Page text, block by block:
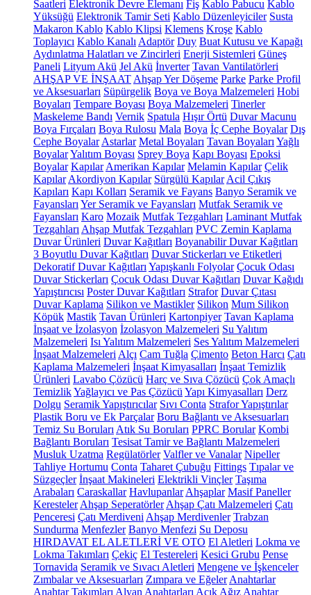
Saatleri Elektronik Devre Elemanı Fiş Kablo Pabucu Kablo
Yüksüğü Elektronik Tamir Seti Kablo Düzenleyiciler Susta
Makaron Kablo Kablo Klipsi Klemens Kroşe Kablo
Toplayıcı Kablo Kanalı Adaptör Duy Buat Kutusu ve Kapağı
Aydınlatma Halatları ve Zincirleri Enerji Sistemleri Güneş
Paneli Lityum Akü Jel Akü İnverter Tavan Vantilatörleri
AHŞAP VE İNŞAAT Ahşap Yer Döşeme Parke Parke Profil
ve Aksesuarları Süpürgelik Boya ve Boya Malzemeleri Hobi
Boyaları Tempare Boyası Boya Malzemeleri Tinerler
Maskeleme Bandı Vernik Spatula Hışır Örtü Duvar Macunu
Boya Fırçaları Boya Rulosu Mala Boya İç Cephe Boyalar Dış
Cephe Boyalar Astarlar Metal Boyaları Tavan Boyaları Yağlı
BoyalarYalıtım Boyası Sprey Boya Kapı Boyası Epoksi
Boyalar Kapılar Amerikan Kapılar Melamin Kapılar Çelik
Kapılar Akordiyon Kapılar Sürgülü Kapılar Acil Çıkış
Kapıları Kapı Kolları Seramik ve Fayans Banyo Seramik ve
Fayansları Yer Seramik ve Fayansları Mutfak Seramik ve
Fayansları Karo Mozaik Mutfak Tezgahları Laminant Mutfak
Tezgahları Ahşap Mutfak Tezgahları PVC Zemin Kaplama
Duvar Ürünleri Duvar Kağıtları Boyanabilir Duvar Kağıtları
3 Boyutlu Duvar Kağıtları Duvar Stickerları ve Etiketleri
Dekoratif Duvar Kağıtları Yapışkanlı Folyolar Çocuk Odası
Duvar Stickerları Çocuk Odası Duvar Kağıtları Duvar Kağıdı
Yapıştırıcısı Poster Duvar Kağıtları Strafor Duvar Çıtası
Duvar Kaplama Silikon ve Mastikler Silikon Mum Silikon
Köpük Mastik Tavan Ürünleri Kartonpiyer Tavan Kaplama
İnşaat ve İzolasyon İzolasyon Malzemeleri Su Yalıtım
Malzemeleri Isı Yalıtım Malzemeleri Ses Yalıtım Malzemeleri
İnşaat Malzemeleri Alçı Cam Tuğla Çimento Beton Harcı Çatı
Kaplama Malzemeleri İnşaat Kimyasalları İnşaat Temizlik
Ürünleri Lavabo Çözücü Harç ve Sıva Çözücü Çok Amaçlı
TemizlikYağlayıcı ve Pas Çözücü Yapı Kimyasalları Derz
Dolgu Seramik Yapıştırıcılar Sıvı Conta Strafor Yapıştırılar
Plastik Boru ve Ek Parçalar Boru Bağlantı ve Aksesuarları
Temiz Su Boruları Atık Su Boruları PPRC Borular Kombi
Bağlantı Boruları Tesisat Tamir ve Bağlantı Malzemeleri
Musluk Uzatma Regülatörler Valfler ve Vanalar Nipeller
Tahliye Hortumu Conta Taharet Çubuğu Fittings Tıpalar ve
Süzgeçler İnşaat Makineleri Elektrikli Vinçler Taşıma
Arabaları Caraskallar Havlupanlar Ahşaplar Masif Paneller
Keresteler Ahşap Seperatörler Ahşap Çatı Malzemeleri Çatı
Penceresi Çatı Merdiveni Ahşap Merdivenler Trabzan
Sundurma Menfezler Banyo Menfezi Su Deposu
HIRDAVAT EL ALETLERİ VE OTO El Aletleri Lokma ve
Lokma Takımları Çekiç El Testereleri Kesici Grubu Pense
Tornavida Seramik ve Sıvacı Aletleri Mengene ve İşkenceler
Zımbalar ve Aksesuarları Zımpara ve Eğeler Anahtarlar
Anahtar Takımları Alyan Anahtarları Açık Ağız Anahtar